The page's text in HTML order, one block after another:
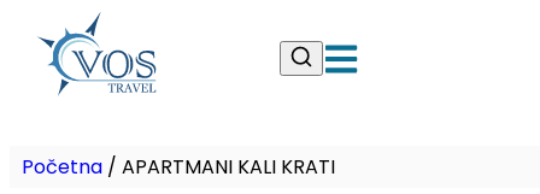
Početna / APARTMANI KALI KRATI